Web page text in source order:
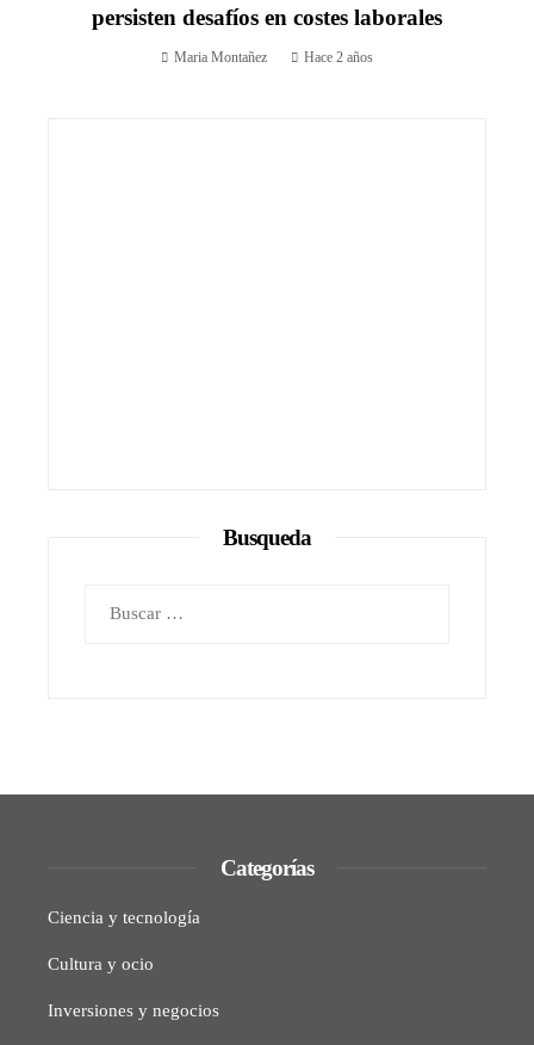
persisten desafíos en costes laborales
Maria Montañez Hace 2 años
Busqueda
Categorías
Ciencia y tecnología
Cultura y ocio
Inversiones y negocios